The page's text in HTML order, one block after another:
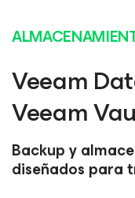
Veeam
Veeam
Backup y
diseñados para